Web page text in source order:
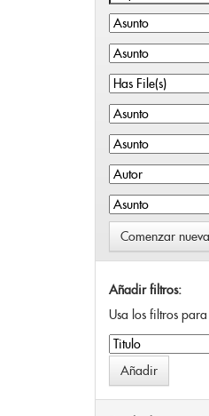
Comenzar
Añadir filtros:
Usa los filtros